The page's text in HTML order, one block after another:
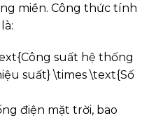
miền. Công thức tính
suất hệ thống
suất} \times \text{Số
điện mặt trời, bao